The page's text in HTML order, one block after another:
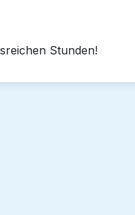
Stunden!